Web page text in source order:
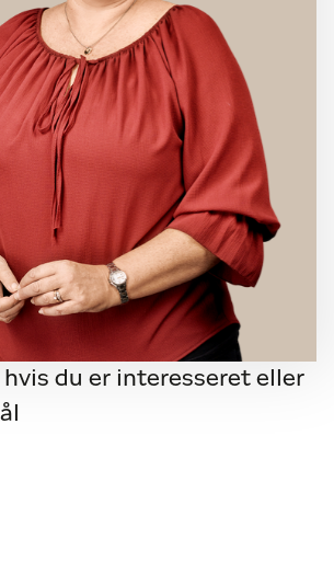
du er interesseret eller